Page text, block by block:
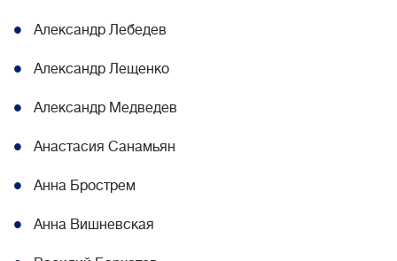
Александр Лебедев
Александр Лещенко
Александр Медведев
Анастасия Санамьян
Анна Брострем
Анна Вишневская